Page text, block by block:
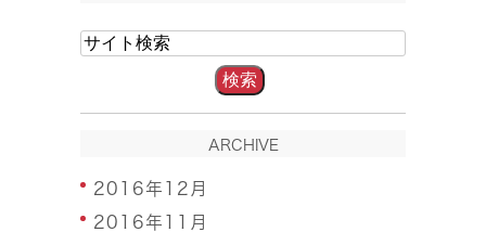
ARCHIVE
2016年12月
2016年11月